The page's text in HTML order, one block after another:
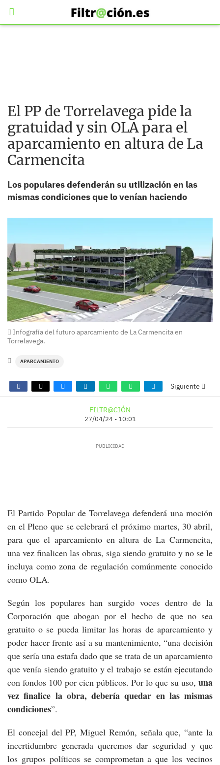
El PP de Torrelavega pide la
gratuidad y sin OLA para el
aparcamiento en altura de La
Carmencita
Los populares defenderán su utilización en las
mismas condiciones que lo venían haciendo
Infografía del futuro aparcamiento de La Carmencita en
Torrelavega.
APARCAMIENTO
Siguiente
FILTR@CIÓN
27/04/24 - 10:01
El Partido Popular de Torrelavega defenderá una moción
en el Pleno que se celebrará el próximo martes, 30 abril,
para que el aparcamiento en altura de La Carmencita,
una vez finalicen las obras, siga siendo gratuito y no se le
incluya como zona de regulación comúnmente conocido
como OLA.
Según los populares han surgido voces dentro de la
Corporación que abogan por el hecho de que no sea
gratuito o se pueda limitar las horas de aparcamiento y
poder hacer frente así a su mantenimiento, “una decisión
que sería una estafa dado que se trata de un aparcamiento
que venía siendo gratuito y el trabajo se están ejecutando
con fondos 100 por cien públicos. Por lo que su uso, una
vez finalice la obra, debería quedar en las mismas
condiciones”.
El concejal del PP, Miguel Remón, señala que, “ante la
incertidumbre generada queremos dar seguridad y que
los grupos políticos se comprometan a que los vecinos